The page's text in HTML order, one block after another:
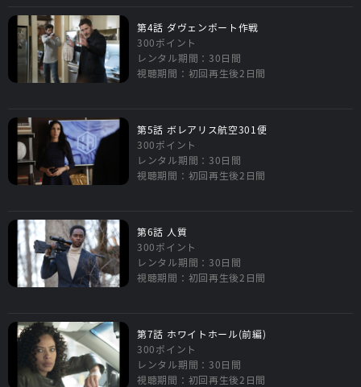
第4話 ダヴェンポート作戦
300ポイント
レンタル期間：30日間
視聴期間：初回再生後2日間
第5話 ボレアリス航空301便
300ポイント
レンタル期間：30日間
視聴期間：初回再生後2日間
第6話 人質
300ポイント
レンタル期間：30日間
視聴期間：初回再生後2日間
第7話 ホワイトホール(前編)
300ポイント
レンタル期間：30日間
視聴期間：初回再生後2日間